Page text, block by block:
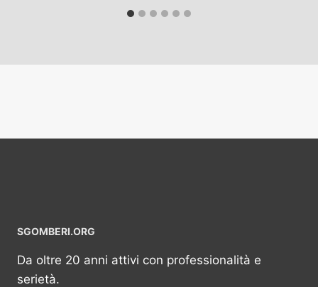
SGOMBERI.ORG
Da oltre 20 anni attivi con professionalità e
serietà.